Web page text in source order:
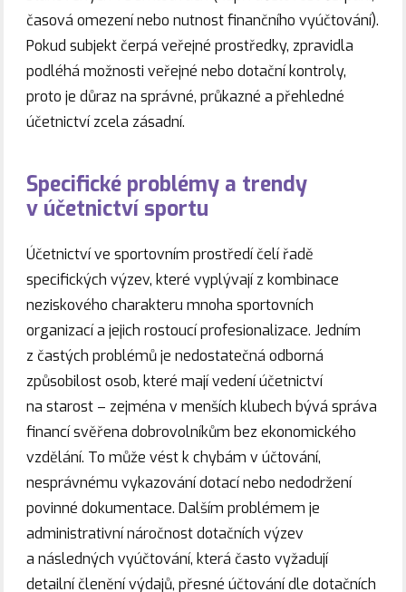
časová omezení nebo nutnost finančního vyúčtování).
Pokud subjekt čerpá veřejné prostředky, zpravidla
podléhá možnosti veřejné nebo dotační kontroly,
proto je důraz na správné, průkazné a přehledné
účetnictví zcela zásadní.
Specifické problémy a trendy
v účetnictví sportu
Účetnictví ve sportovním prostředí čelí řadě
specifických výzev, které vyplývají z kombinace
neziskového charakteru mnoha sportovních
organizací a jejich rostoucí profesionalizace. Jedním
z častých problémů je nedostatečná odborná
způsobilost osob, které mají vedení účetnictví
na starost – zejména v menších klubech bývá správa
financí svěřena dobrovolníkům bez ekonomického
vzdělání. To může vést k chybám v účtování,
nesprávnému vykazování dotací nebo nedodržení
povinné dokumentace. Dalším problémem je
administrativní náročnost dotačních výzev
a následných vyúčtování, která často vyžadují
detailní členění výdajů, přesné účtování dle dotačních